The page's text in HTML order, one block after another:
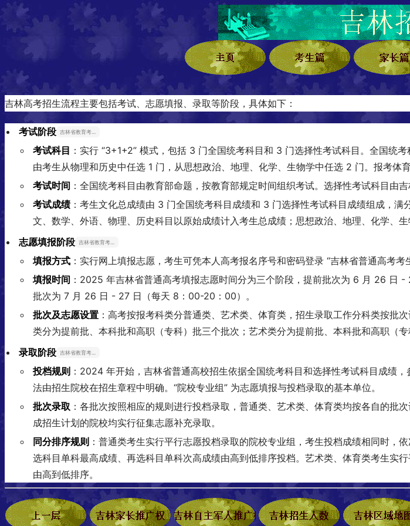
吉林高考招生流程主要包括考试、志愿填报、录取等阶段，具体如下：
考试阶段
考试科目 ：实行 “3+1+2” 模式，包括 3 门全国统考科目和 3 门选择性考试科目。全国统
由考生从物理和历史中任选 1 门，从思想政治、地理、化学、生物学中任选 2 门。报考体
考试时间 ：全国统考科目由教育部命题，按教育部规定时间组织考试。选择性考试科目由
考试成绩：考生文化总成绩由 3 门全国统考科目成绩和 3 门选择性考试科目成绩组成，
文、数学、外语、物理、历史科目以原始成绩计入考生总成绩；思想政治、地理、化学、
志愿填报阶段
填报方式 ：实行网上填报志愿，考生可凭本人高考报名序号和密码登录 “吉林省普通高考考
填报时间 ：2025 年吉林省普通高考填报志愿时间分为三个阶段，提前批次为 6 月 26
批次为 7 月 26 日 - 27 日（每天 8：00-20：00）。
批次及志愿设置 ：高考按报考科类分普通类、艺术类、体育类，招生录取工作分科类按
类分为提前批、本科批和高职（专科）批三个批次；艺术类分为提前批、本科批和高职（
录取阶段
投档规则 ：2024 年开始，吉林省普通高校招生依据全国统考科目和选择性考试科目成绩
法由招生院校在招生章程中明确。“院校专业组” 为志愿填报与投档录取的基本单位。
批次录取 ：各批次按照相应的规则进行投档录取，普通类、艺术类、体育类均按各自的
成招生计划的院校均实行征集志愿补充录取。
同分排序规则 ：普通类考生实行平行志愿投档录取的院校专业组，考生投档成绩相同时
选科目单科最高成绩、再选科目单科次高成绩由高到低排序投档。艺术类、体育类考生实
由高到低排序。